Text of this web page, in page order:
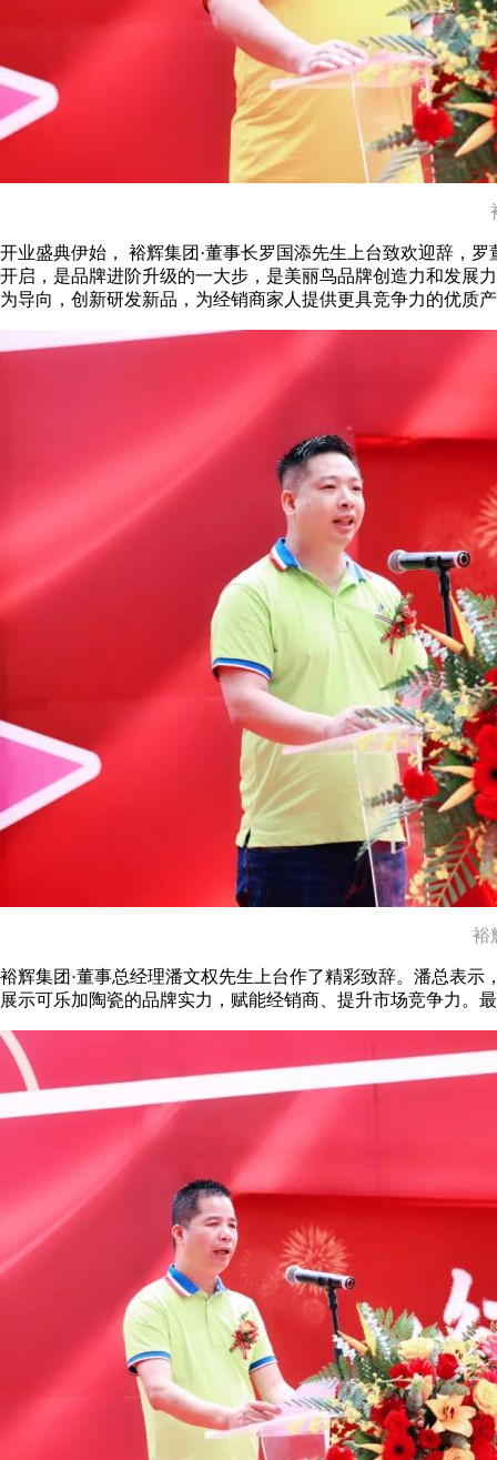
开业盛典伊始， 裕辉集团·董事长罗国添先生上台致欢迎辞，
开启，是品牌进阶升级的一大步，是美丽鸟品牌创造力和发展
为导向，创新研发新品，为经销商家人提供更具竞争力的优质
裕
裕辉集团·董事总经理潘文权先生上台作了精彩致辞。潘总表
展示可乐加陶瓷的品牌实力，赋能经销商、提升市场竞争力。